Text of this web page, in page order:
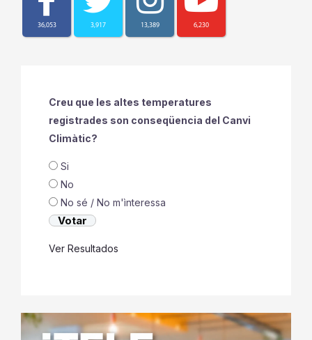
36,053 3,917 13,389 6,230
Creu que les altes temperatures
registrades son conseqüencia del Canvi
Climàtic?
Si
No
No sé / No m'ìnteressa
Ver Resultados